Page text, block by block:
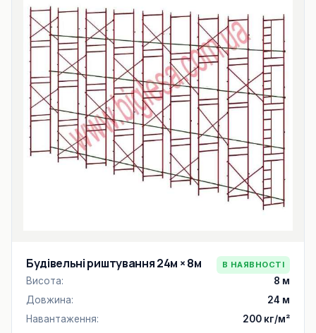
Будівельні риштування 24м × 8м В НАЯВНОСТІ
Висота:
8 м
Довжина:
24 м
Навантаження:
200 кг/м²